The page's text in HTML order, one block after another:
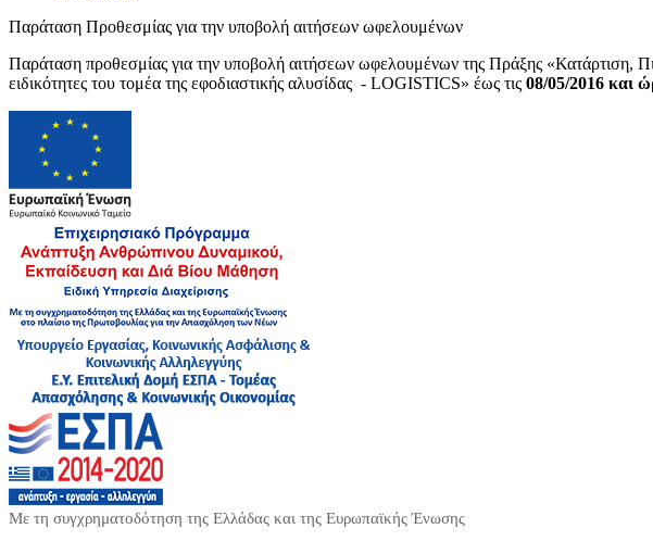
Παράταση Προθεσμίας για την υποβολή αιτήσεων ωφελουμένων
Παράταση προθεσμίας για την υποβολή αιτήσεων ωφελουμένων της Πράξης «Κατάρτιση,
ειδικότητες του τομέα της εφοδιαστικής αλυσίδας - LOGISTICS» έως τις 08/05/2016 και
Με τη συγχρηματοδότηση της Ελλάδας και της Ευρωπαϊκής Ένωσης